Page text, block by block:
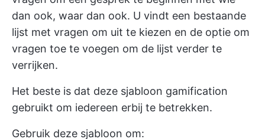
dan ook, waar dan ook. U vindt een bestaande
lijst met vragen om uit te kiezen en de optie om
vragen toe te voegen om de lijst verder te
verrijken.
Het beste is dat deze sjabloon gamification
gebruikt om iedereen erbij te betrekken.
Gebruik deze sjabloon om: